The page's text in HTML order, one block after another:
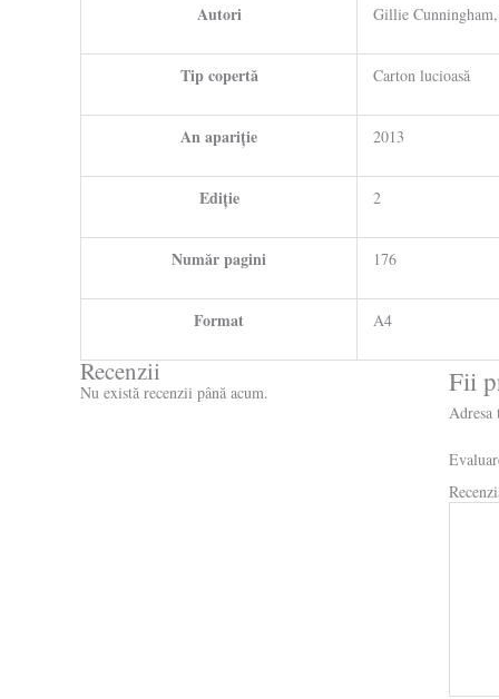
Autori Gillie
Tip copertă Carton lucioasă
An apariție 2013
Ediție 2
Număr pagini 176
Format A4
Recenzii
Nu există recenzii până acum. Fii
Adresa